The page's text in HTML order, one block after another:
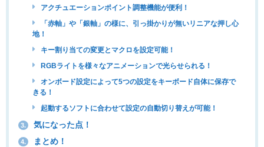
アクチュエーションポイント調整機能が便利！
「赤軸」や「銀軸」の様に、引っ掛かりが無いリニアな押し心
地！
キー割り当ての変更とマクロを設定可能！
RGBライトを様々なアニメーションで光らせられる！
オンボード設定によって5つの設定をキーボード自体に保存で
きる！
起動するソフトに合わせて設定の自動切り替えが可能！
3. 気になった点！
4. まとめ！